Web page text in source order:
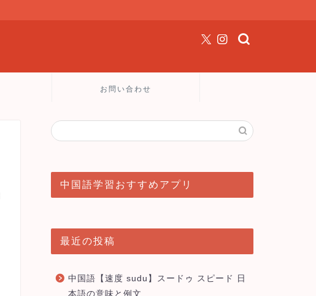
お問い合わせ
中国語学習おすすめアプリ
最近の投稿
中国語【速度 sudu】スードゥ スピード 日
本語の意味と例文